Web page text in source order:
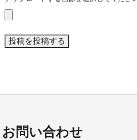
お問い合わせ